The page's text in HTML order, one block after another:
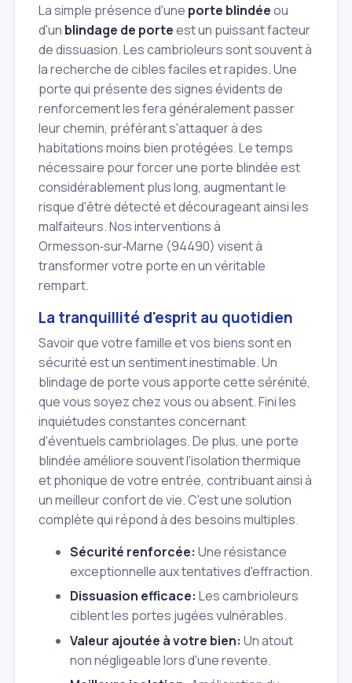
La simple présence d'une porte blindéeou
d'un blindage de porteest un puissant facteur
de dissuasion. Les cambrioleurs sont souvent à
la recherche de cibles faciles et rapides. Une
porte qui présente des signes évidents de
renforcement les fera généralement passer
leur chemin, préférant s'attaquer à des
habitations moins bien protégées. Le temps
nécessaire pour forcer une porte blindée est
considérablement plus long, augmentant le
risque d'être détecté et décourageant ainsi les
malfaiteurs. Nos interventions à
Ormesson‑sur‑Marne (94490) visent à
transformer votre porte en un véritable
rempart.
La tranquillité d'esprit au quotidien
Savoir que votre famille et vos biens sont en
sécurité est un sentiment inestimable. Un
blindage de porte vous apporte cette sérénité,
que vous soyez chez vous ou absent. Fini les
inquiétudes constantes concernant
d'éventuels cambriolages. De plus, une porte
blindée améliore souvent l'isolation thermique
et phonique de votre entrée, contribuant ainsi à
un meilleur confort de vie. C'est une solution
complète qui répond à des besoins multiples.
Sécurité renforcée: Une résistance
exceptionnelle aux tentatives d'effraction.
Dissuasion efficace: Les cambrioleurs
ciblent les portes jugées vulnérables.
Valeur ajoutée à votre bien: Un atout
non négligeable lors d'une revente.